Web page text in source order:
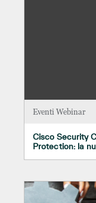
Eventi Webinar
Cisco Security
Protection: la